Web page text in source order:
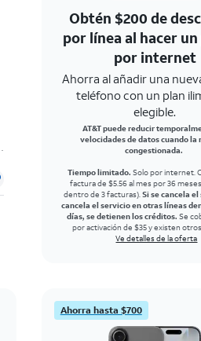
Obtén $200 de
por línea al hacer
por internet
Ahorra al añadir una
teléfono con un plan
elegible.
AT&T puede reducir
velocidades de datos cuando la
congestionada.
Tiempo limitado. Solo por internet.
factura de $5.56 al mes por 36
dentro de 3 facturas).Si se cancela
cancela el servicio en otras líneas
días, se detienen los créditos. Se
por activación de $35 y existen
Ve detalles de la oferta
Ahorra hasta $700